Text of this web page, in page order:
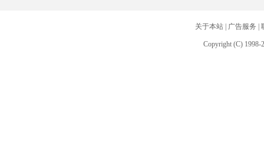
关于本站| 广告服务
Copyright (C) 1998-